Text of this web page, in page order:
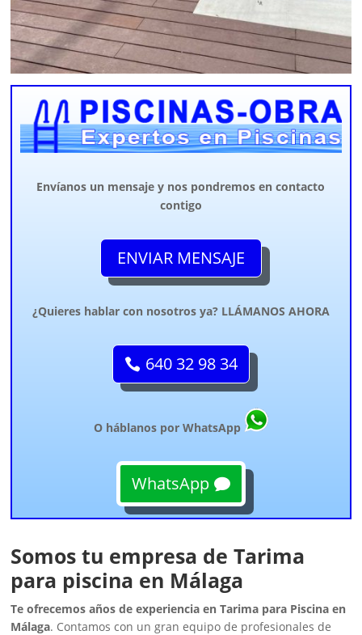
Envíanos un mensaje y nos pondremos en contacto
contigo
ENVIAR MENSAJE
¿Quieres hablar con nosotros ya? LLÁMANOS AHORA
640 32 98 34
O háblanos por WhatsApp
WhatsApp
Somos tu empresa de Tarima
para piscina en Málaga
Te ofrecemos años de experiencia en Tarima para Piscina en
Málaga. Contamos con un gran equipo de profesionales de